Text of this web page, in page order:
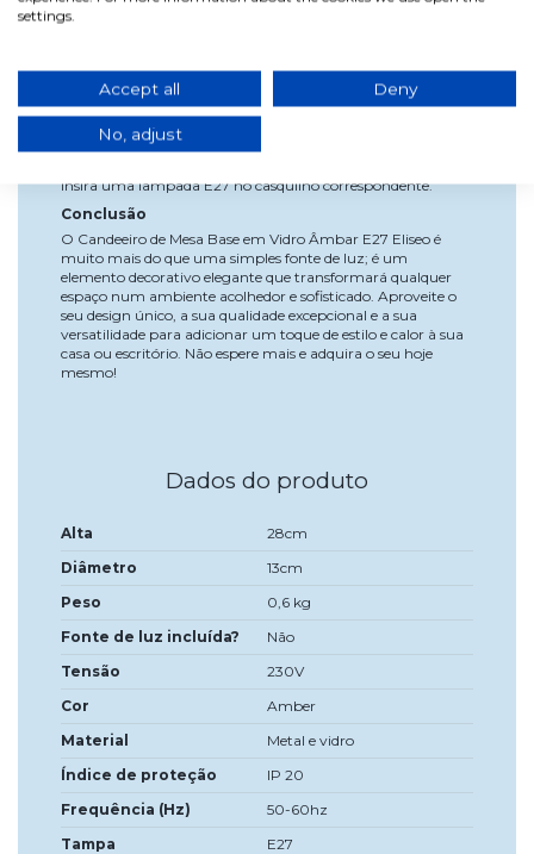
diferentes estilos decorativos, acrescentando uma nota de
elegância a qualquer espaço.
e desfrutar imediatamente de uma iluminação quente e
acolhedora.
Utilização e Instalação
Coloque o candeeiro no local desejado.
Insira uma lâmpada E27 no casquilho correspondente.
Conclusão
O Candeeiro de Mesa Base em Vidro Âmbar E27 Eliseo é
muito mais do que uma simples fonte de luz; é um
elemento decorativo elegante que transformará qualquer
espaço num ambiente acolhedor e sofisticado. Aproveite o
seu design único, a sua qualidade excepcional e a sua
versatilidade para adicionar um toque de estilo e calor à sua
casa ou escritório. Não espere mais e adquira o seu hoje
mesmo!
Dados do produto
Alta
28cm
Diâmetro
13cm
Peso
0,6 kg
Fonte de luz incluída?
Não
Tensão
230V
Cor
Amber
Material
Metal e vidro
Índice de proteção
IP 20
Frequência (Hz)
50-60hz
Tampa
E27
settings.
Accept all Deny
No, adjust